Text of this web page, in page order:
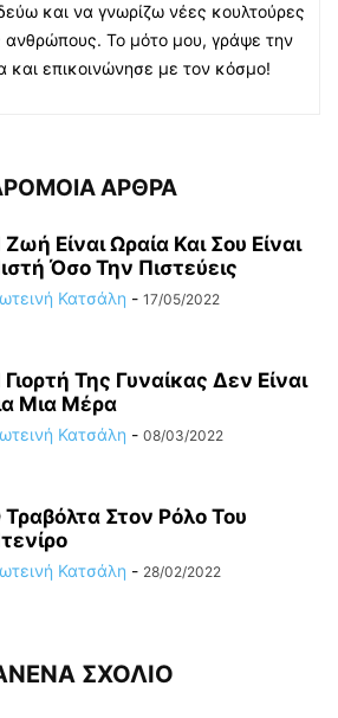
και να γνωρίζω νέες κουλτούρες
ανθρώπους. Το μότο μου, γράψε την
και επικοινώνησε με τον κόσμο!
ΑΡΘΡΑ
Eίναι Ωραία Και Σου Είναι
Όσο Την Πιστεύεις
Κατσάλη - 17/05/2022
Της Γυναίκας Δεν Είναι
Μια Μέρα
Κατσάλη - 08/03/2022
Στον Ρόλο Του
Κατσάλη - 28/02/2022
ΣΧΟΛΙΟ